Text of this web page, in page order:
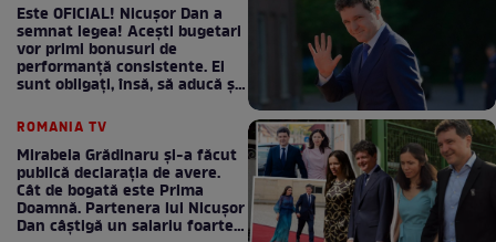
Este OFICIAL! Nicușor Dan a
semnat legea! Acești bugetari
vor primi bonusuri de
performanță consistente. Ei
sunt obligați, însă, să aducă și
ROMANIA TV
Mirabela Grădinaru și-a făcut
publică declarația de avere.
Cât de bogată este Prima
Doamnă. Partenera lui Nicușor
Dan câștigă un salariu foarte